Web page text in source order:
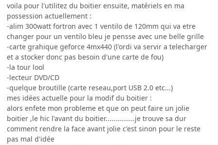
voila pour l'utilitez du boitier ensuite, matériels en ma
possession actuellement :
-alim 300watt fortron avec 1 ventilo de 120mm qui va etre
changer pour un ventilo bleu je pensse avec une belle grille
-carte grahique geforce 4mx440 (l'ordi va servir a telecharger
et a stocker donc pas besoin d'une carte de fou)
-la tour lool
-lecteur DVD/CD
-quelque broutille (carte reseau,port USB 2.0 etc...)
mes idées actuelle pour la modif du boitier :
alors enfete mon probleme et que on peut faire un jolie
boitier ,le hic l'avant du boitier...............je trouve sa dur
comment rendre la face avant jolie c'est sinon pour le reste
pas mal d'idée